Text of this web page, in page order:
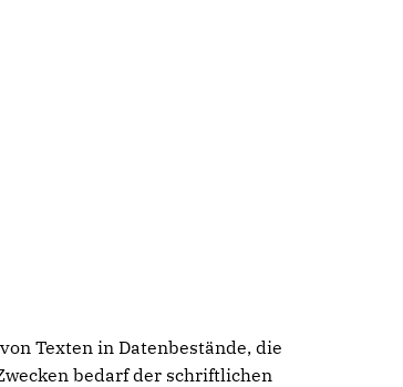
Texten in Datenbestände, die
bedarf der schriftlichen